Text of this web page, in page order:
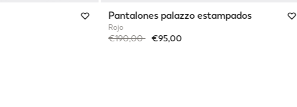
Pantalones palazzo estampados
Rojo
Price reduced from
€190,00to€95,00